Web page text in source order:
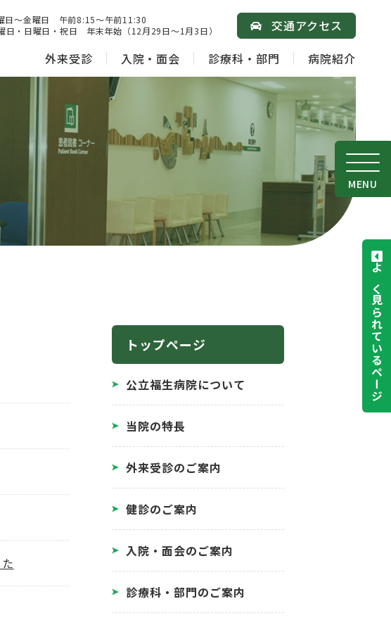
日～金曜日 午前8:15～午前11:30
日・日曜日・祝日 年末年始（12月29日～1月3日）
交通アクセス
外来受診
入院・面会 診療科・部門 病院紹介
MENU
よく見られているページ
トップページ
公立福生病院について
当院の特長
外来受診のご案内
健診のご案内
入院・面会のご案内
診療科・部門のご案内